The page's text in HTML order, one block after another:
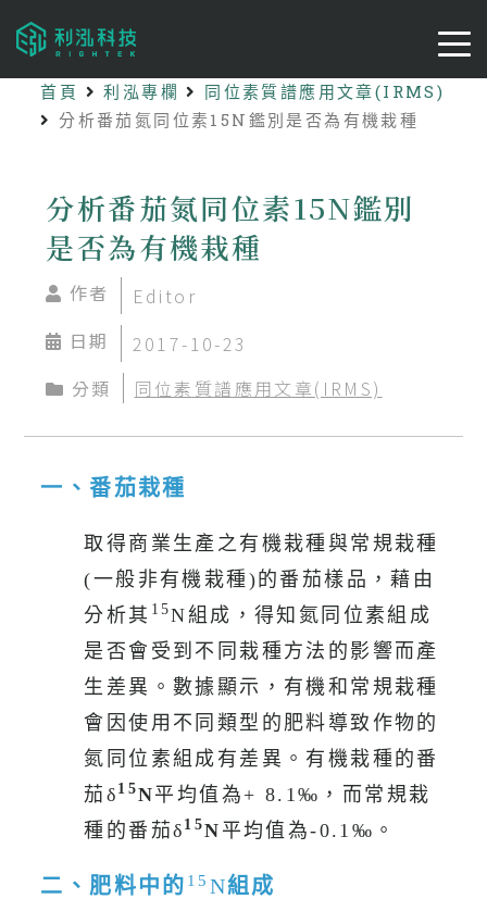
首頁 利泓專欄
同位素質譜應用文章(IRMS)
分析番茄氮同位素15N鑑別是否為有機栽種
分析番茄氮同位素15N鑑別
是否為有機栽種
作者
Editor
日期
2017-10-23
分類
同位素質譜應用文章(IRMS)
一、番茄栽種
取得商業生產之有機栽種與常規栽種
(一般非有機栽種)的番茄樣品，藉由
分析其 15N組成，得知氮同位素組成
是否會受到不同栽種方法的影響而產
生差異。數據顯示，有機和常規栽種
會因使用不同類型的肥料導致作物的
氮同位素組成有差異。有機栽種的番
茄δ 15N平均值為+ 8.1‰，而常規栽
種的番茄δ 15N 平均值為-0.1‰。
二、肥料中的 15 N組成